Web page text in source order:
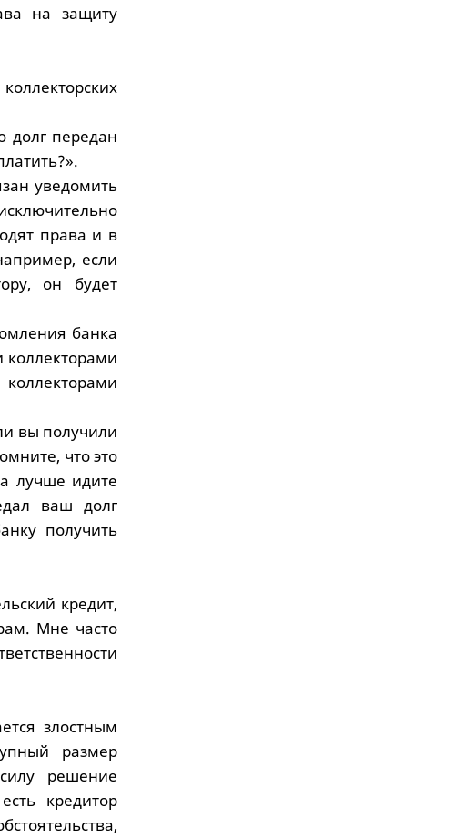
на защиту
долг передан
уведомить
права и в
если
он будет
банка
коллекторами
вы получили
что это
лучше идите
ваш долг
получить
кредит,
Мне часто
злостным
размер
решение
кредитор